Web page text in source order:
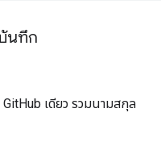
นทึก
เดียว รวมนามสกุล